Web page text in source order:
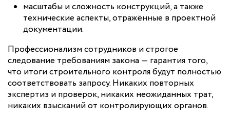
масштабы и сложность конструкций, а также
технические аспекты, отражённые в проектной
документации.
Профессионализм сотрудников и строгое
следование требованиям закона — гарантия того,
что итоги строительного контроля будут полностью
соответствовать запросу. Никаких повторных
экспертиз и проверок, никаких неожиданных трат,
никаких взысканий от контролирующих органов.